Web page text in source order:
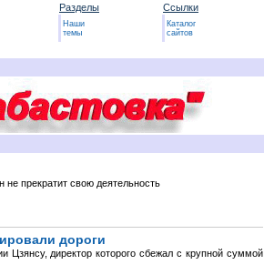
Разделы
Наши
темы
Ссылки
Каталог
сайтов
прекратит свою деятельность
дороги
Цзянсу, директор которого сбежал с крупной суммой